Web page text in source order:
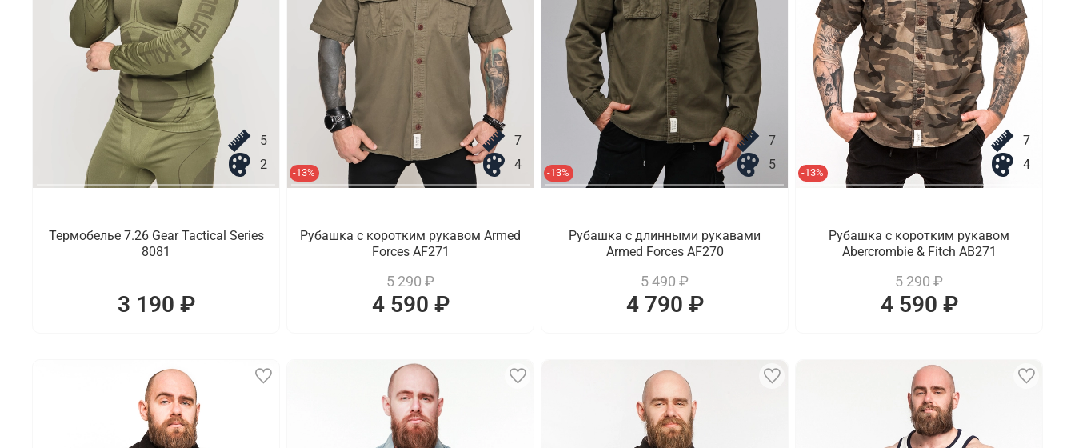
5
2
Термобелье 7.26 Gear Tactical Series
8081
3 190 ₽
-13%
7
4
Рубашка с коротким рукавом Armed
Forces AF271
5 290 ₽
4 590 ₽
-13%
7
5
Рубашка с длинными рукавами
Armed Forces AF270
5 490 ₽
4 790 ₽
-13%
7
4
Рубашка с коротким рукавом
Abercrombie & Fitch AB271
5 290 ₽
4 590 ₽